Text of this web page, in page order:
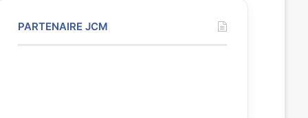
PARTENAIRE JCM